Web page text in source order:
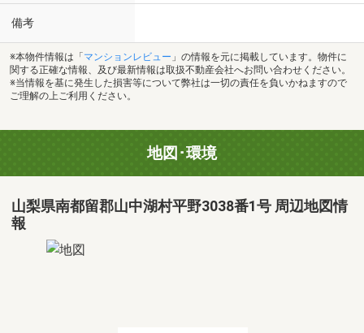
備考
※本物件情報は「 マンションレビュー 」の情報を元に掲載しています。物件に
関する正確な情報、及び最新情報は取扱不動産会社へお問い合わせください。
※当情報を基に発生した損害等について弊社は一切の責任を負いかねますので
ご理解の上ご利用ください。
地図･環境
山梨県南都留郡山中湖村平野3038番1号 周辺地図情
報